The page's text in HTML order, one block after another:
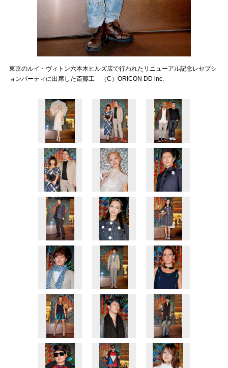
東京のルイ・ヴィトン六本木ヒルズ店で行われたリニューアル記念レセプシ
ョンパーティに出席した斎藤工 （C）ORICON DD inc.